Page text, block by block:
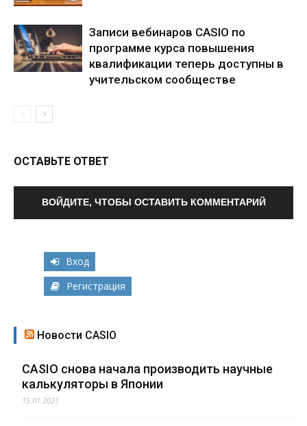
Записи вебинаров CASIO по
программе курса повышения
квалификации теперь доступны в
учительском сообществе
ОСТАВЬТЕ ОТВЕТ
ВОЙДИТЕ, ЧТОБЫ ОСТАВИТЬ КОММЕНТАРИЙ
Вход
Регистрация
Новости CASIO
CASIO снова начала производить научные
калькуляторы в Японии
15.01.2021